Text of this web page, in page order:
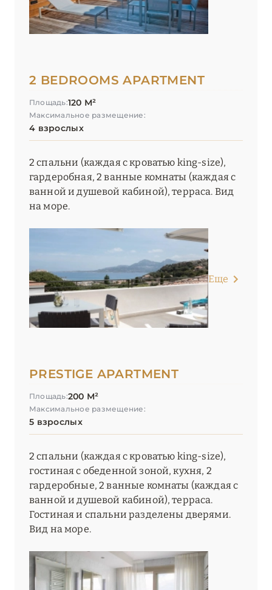
2 BEDROOMS APARTMENT
Площадь:120 М²
Максимальное размещение:
4 взрослых
2 спальни (каждая с кроватью king-size),
гардеробная, 2 ванные комнаты (каждая с
ванной и душевой кабиной), терраса. Вид
на море.
Еще
PRESTIGE APARTMENT
Площадь:200 М²
Максимальное размещение:
5 взрослых
2 спальни (каждая с кроватью king-size),
гостиная с обеденной зоной, кухня, 2
гардеробные, 2 ванные комнаты (каждая с
ванной и душевой кабиной), терраса.
Гостиная и спальни разделены дверями.
Вид на море.